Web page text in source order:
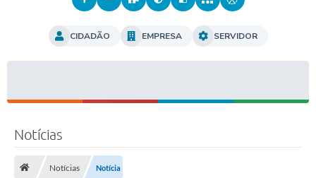
CIDADÃO EMPRESA SERVIDOR
Notícias
Notícias Notícia